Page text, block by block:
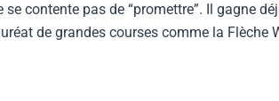
contente pas de “promettre”. Il gagne
de grandes courses comme la